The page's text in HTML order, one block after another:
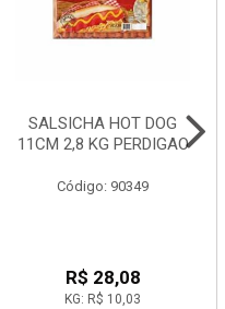
SALSICHA HOT DOG
11CM 2,8 KG PERDIGAO
Código: 90349
R$ 28,08
KG: R$ 10,03